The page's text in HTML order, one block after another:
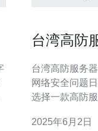
台湾高防
台湾高防服务器，专为
网络安全问题
选择一款高防
力：台湾高防
2025年6月2日